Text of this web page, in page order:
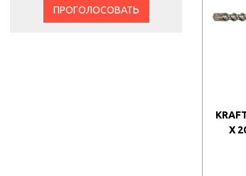
ПРОГОЛОСОВАТЬ
X